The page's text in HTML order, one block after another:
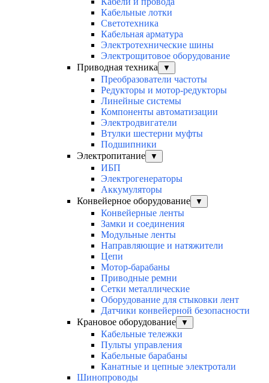
Кабельные лотки
Светотехника
Кабельная арматура
Электротехнические шины
Электрощитовое оборудование
Приводная техника
▼
Преобразователи частоты
Редукторы и мотор-редукторы
Линейные системы
Компоненты автоматизации
Электродвигатели
Втулки шестерни муфты
Подшипники
Электропитание
▼
ИБП
Электрогенераторы
Аккумуляторы
Конвейерное оборудование
▼
Конвейерные ленты
Замки и соединения
Модульные ленты
Направляющие и натяжители
Цепи
Мотор-барабаны
Приводные ремни
Сетки металлические
Оборудование для стыковки лент
Датчики конвейерной безопасности
Крановое оборудование
▼
Кабельные тележки
Пульты управления
Кабельные барабаны
Канатные и цепные электротали
Шинопроводы